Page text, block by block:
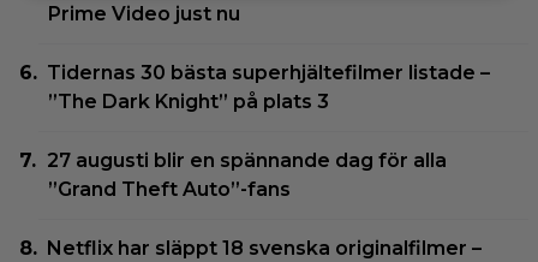
Prime Video just nu
Tidernas 30 bästa superhjältefilmer listade –
”The Dark Knight” på plats 3
27 augusti blir en spännande dag för alla
”Grand Theft Auto”-fans
Netflix har släppt 18 svenska originalfilmer –